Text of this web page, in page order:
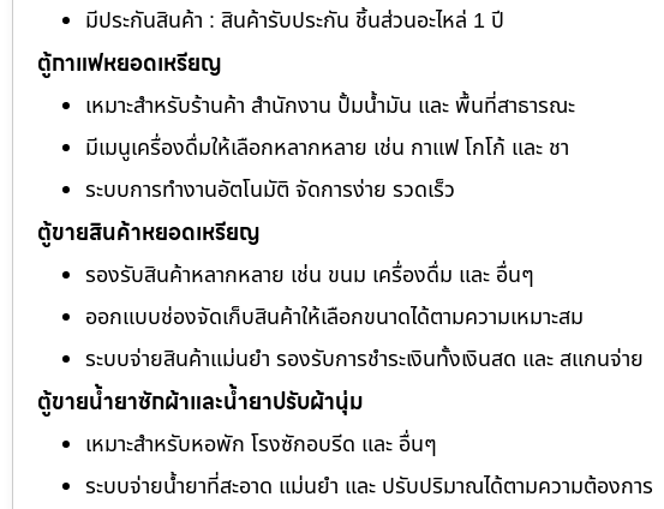
มีประกันสินค้า : สินค้ารับประกัน ชิ้นส่วนอะไหล่ 1 ปี
ตู้กาแฟหยอดเหรียญ
เหมาะสำหรับร้านค้า สำนักงาน ปั้มน้ำมัน และ พื้นที่สาธารณะ
มีเมนูเครื่องดื่มให้เลือกหลากหลาย เช่น กาแฟ โกโก้ และ ชา
ระบบการทำงานอัตโนมัติ จัดการง่าย รวดเร็ว
ตู้ขายสินค้าหยอดเหรียญ
รองรับสินค้าหลากหลาย เช่น ขนม เครื่องดื่ม และ อื่นๆ
ออกแบบช่องจัดเก็บสินค้าให้เลือกขนาดได้ตามความเหมาะสม
ระบบจ่ายสินค้าแม่นยำ รองรับการชำระเงินทั้งเงินสด และ สแกนจ่าย
ตู้ขายน้ำยาซักผ้าและน้ำยาปรับผ้านุ่ม
เหมาะสำหรับหอพัก โรงซักอบรีด และ อื่นๆ
ระบบจ่ายน้ำยาที่สะอาด แม่นยำ และ ปรับปริมาณได้ตามความต้องการ